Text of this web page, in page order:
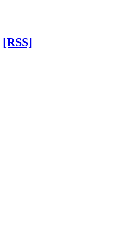
[RSS]